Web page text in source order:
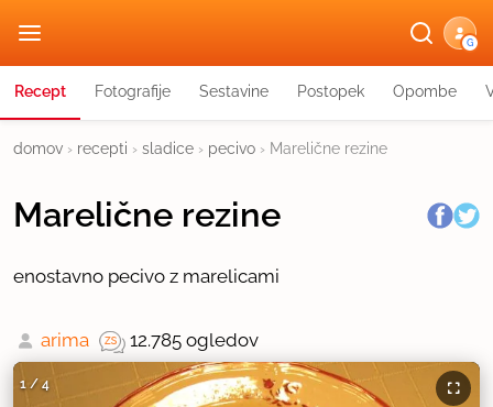
G
Recept Fotografije Sestavine Postopek Opombe
domov › recepti › sladice › pecivo › Marelične rezine
Marelične rezine
enostavno pecivo z marelicami
arima 12.785 ogledov
1 /4